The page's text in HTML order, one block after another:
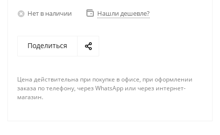
Нет в наличии Нашли дешевле?
Поделиться
Цена действительна при покупке в офисе, при оформлении
заказа по телефону, через WhatsApp или через интернет-
магазин.